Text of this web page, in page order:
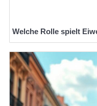
Welche Rolle spielt